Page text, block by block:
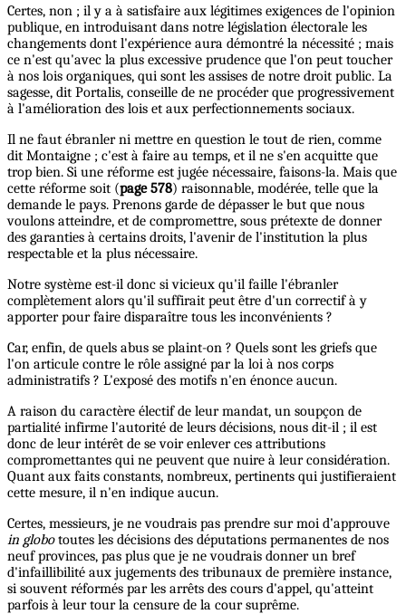
Certes, non ; il y a à satisfaire aux légitimes exigences de l'opinion
publique, en introduisant dans notre législation électorale les
changements dont l'expérience aura démontré la nécessité ; mais
ce n'est qu'avec la plus excessive prudence que l'on peut toucher
à nos lois organiques, qui sont les assises de notre droit public. La
sagesse, dit Portalis, conseille de ne procéder que progressivement
à l'amélioration des lois et aux perfectionnements sociaux.
Il ne faut ébranler ni mettre en question le tout de rien, comme
dit Montaigne ; c'est à faire au temps, et il ne s'en acquitte que
trop bien. Si une réforme est jugée nécessaire, faisons-la. Mais que
cette réforme soit (page 578) raisonnable, modérée, telle que la
demande le pays. Prenons garde de dépasser le but que nous
voulons atteindre, et de compromettre, sous prétexte de donner
des garanties à certains droits, l'avenir de l'institution la plus
respectable et la plus nécessaire.
Notre système est-il donc si vicieux qu'il faille l'ébranler
complètement alors qu'il suffirait peut être d'un correctif à y
apporter pour faire disparaître tous les inconvénients ?
Car, enfin, de quels abus se plaint-on ? Quels sont les griefs que
l'on articule contre le rôle assigné par la loi à nos corps
administratifs ? L'exposé des motifs n'en énonce aucun.
A raison du caractère électif de leur mandat, un soupçon de
partialité infirme l'autorité de leurs décisions, nous dit-il ; il est
donc de leur intérêt de se voir enlever ces attributions
compromettantes qui ne peuvent que nuire à leur considération.
Quant aux faits constants, nombreux, pertinents qui justifieraient
cette mesure, il n'en indique aucun.
Certes, messieurs, je ne voudrais pas prendre sur moi d'approuve
in globotoutes les décisions des députations permanentes de nos
neuf provinces, pas plus que je ne voudrais donner un bref
d'infaillibilité aux jugements des tribunaux de première instance,
si souvent réformés par les arrêts des cours d'appel, qu'atteint
parfois à leur tour la censure de la cour suprême.